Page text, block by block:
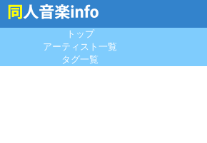
トップ
アーティスト一覧
タグ一覧